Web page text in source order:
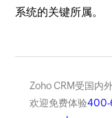
系统的关键所属。
Zoho CRM受国内
欢迎免费体验400-